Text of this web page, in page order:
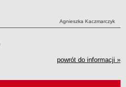
Autor:
Agnieszka Kaczmarczyk
powrót do informacji »